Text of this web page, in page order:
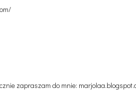
zapraszam do mnie: